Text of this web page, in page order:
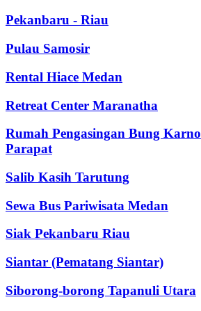
Pekanbaru - Riau
Pulau Samosir
Rental Hiace Medan
Retreat Center Maranatha
Rumah Pengasingan Bung Karno
Parapat
Salib Kasih Tarutung
Sewa Bus Pariwisata Medan
Siak Pekanbaru Riau
Siantar (Pematang Siantar)
Siborong-borong Tapanuli Utara